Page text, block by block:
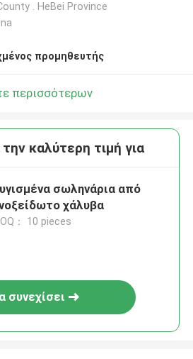
. HeBei Province
προμηθευτής
περισσότερων
καλύτερη τιμή για
σωληνάρια από
χάλυβα
： 10 pieces
συνεχίσει